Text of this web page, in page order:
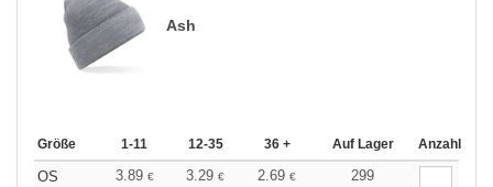
Ash
Größe 1-11 12-35 36 + Auf Lager Anzahl
OS 3.89 € 3.29 € 2.69 € 299